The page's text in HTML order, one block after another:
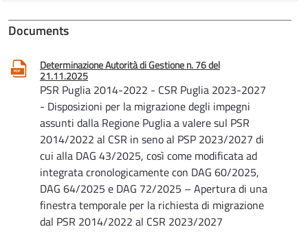
Documents
Determinazione Autorità di Gestione n. 76 del
21.11.2025
PSR Puglia 2014-2022 - CSR Puglia 2023-2027
- Disposizioni per la migrazione degli impegni
assunti dalla Regione Puglia a valere sul PSR
2014/2022 al CSR in seno al PSP 2023/2027 di
cui alla DAG 43/2025, così come modificata ad
integrata cronologicamente con DAG 60/2025,
DAG 64/2025 e DAG 72/2025 – Apertura di una
finestra temporale per la richiesta di migrazione
dal PSR 2014/2022 al CSR 2023/2027